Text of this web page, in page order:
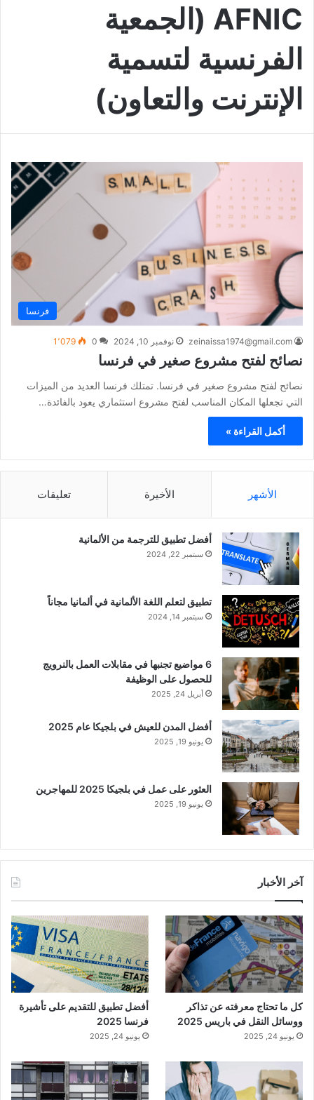
AFNIC (الجمعية
الفرنسية لتسمية
الإنترنت والتعاون)
فرنسا
zeinaissa1974@gmail.com نوفمبر 10, 2024 0 1٬079
نصائح لفتح مشروع صغير في فرنسا
نصائح لفتح مشروع صغير في فرنسا. تمتلك فرنسا العديد من الميزات
التي تجعلها المكان المناسب لفتح مشروع استثماري يعود بالفائدة…
أكمل القراءة »
الأشهر الأخيرة تعليقات
أفضل تطبيق للترجمة من الألمانية
سبتمبر 22, 2024
تطبيق لتعلم اللغة الألمانية في ألمانيا مجاناً
سبتمبر 14, 2024
6 مواضيع تجنبها في مقابلات العمل بالنرويج
للحصول على الوظيفة
أبريل 24, 2025
أفضل المدن للعيش في بلجيكا عام 2025
يونيو 19, 2025
العثور على عمل في بلجيكا 2025 للمهاجرين
يونيو 19, 2025
آخر الأخبار
كل ما تحتاج معرفته عن تذاكر
ووسائل النقل في باريس 2025
يونيو 24, 2025
أفضل تطبيق للتقديم على تأشيرة
فرنسا 2025
يونيو 24, 2025